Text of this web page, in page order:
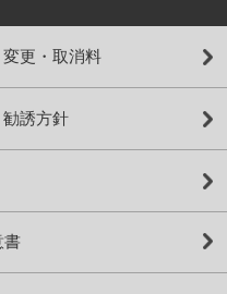
変更・取消料
勧誘方針
書